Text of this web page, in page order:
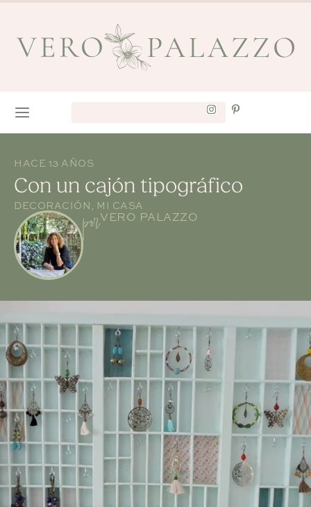
HACE 13 AÑOS
Con un cajón tipográfico
DECORACIÓN MI CASA
porVERO PALAZZO